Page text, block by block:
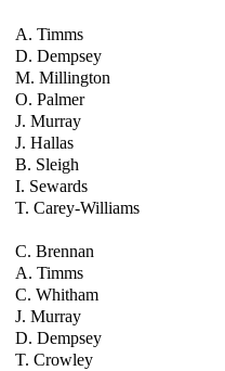
A. Timms
D. Dempsey
M. Millington
O. Palmer
J. Murray
J. Hallas
B. Sleigh
I. Sewards
T. Carey-Williams
C. Brennan
A. Timms
C. Whitham
J. Murray
D. Dempsey
T. Crowley